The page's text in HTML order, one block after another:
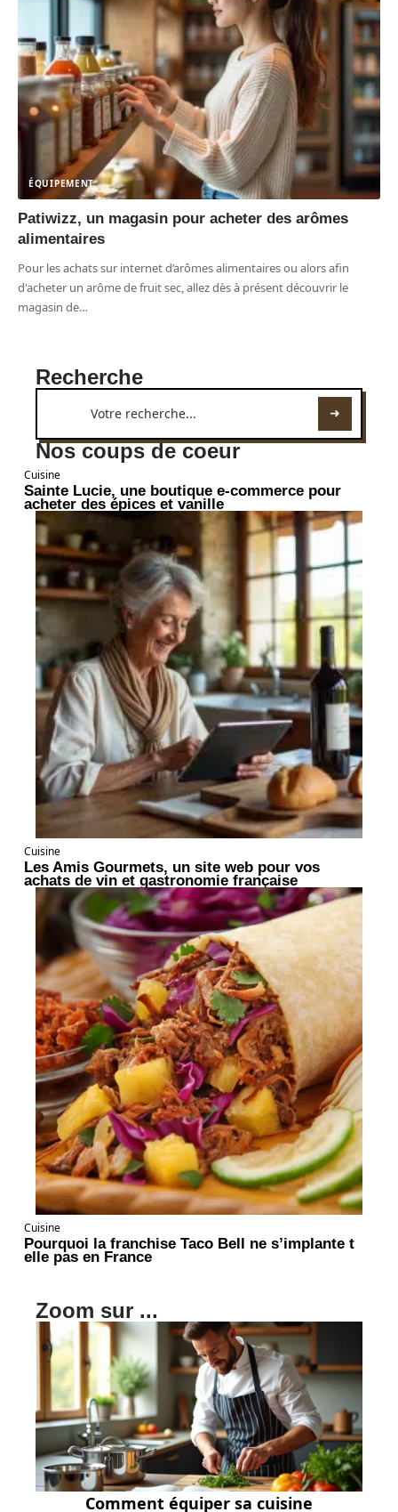
ÉQUIPEMENT
Patiwizz, un magasin pour acheter des arômes
alimentaires
Pour les achats sur internet d’arômes alimentaires ou alors afin
d'acheter un arôme de fruit sec, allez dès à présent découvrir le
magasin de…
Recherche
Nos coups de coeur
Cuisine
Sainte Lucie, une boutique e-commerce pour
acheter des épices et vanille
Cuisine
Les Amis Gourmets, un site web pour vos
achats de vin et gastronomie française
Cuisine
Pourquoi la franchise Taco Bell ne s’implante t
elle pas en France
Zoom sur ...
Comment équiper sa cuisine